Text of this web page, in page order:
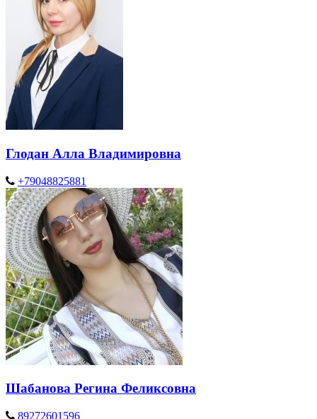
Глодан Алла Владимировна
+79048825881
Шабанова Регина Феликсовна
89272601596